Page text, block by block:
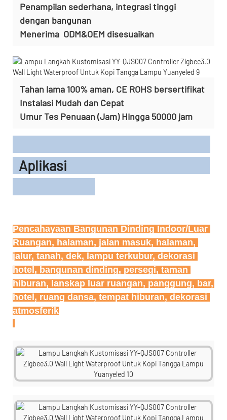
Penampilan sederhana, integrasi tinggi
dengan bangunan
Menerima ODM&OEM disesuaikan
Tahan lama 100% aman, CE ROHS bersertifikat
Instalasi Mudah dan Cepat
Umur Tes Penuaan (Jam) Hingga 50000 jam
Aplikasi
Pencahayaan Bangunan Dinding Indoor/Luar
Ruangan, halaman, jalan masuk, halaman,
jalur, tanah, dek, lampu terkubur, dekorasi
hotel, bangunan dinding, persegi, taman
hiburan, lanskap luar ruangan, panggung, bar,
hotel, ruang dansa, tempat hiburan, dekorasi